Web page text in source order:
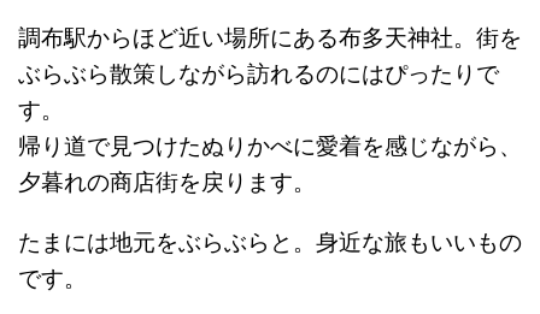
調布駅からほど近い場所にある布多天神社。街を
ぶらぶら散策しながら訪れるのにはぴったりで
す。
帰り道で見つけたぬりかべに愛着を感じながら、
夕暮れの商店街を戻ります。
たまには地元をぶらぶらと。身近な旅もいいもの
です。